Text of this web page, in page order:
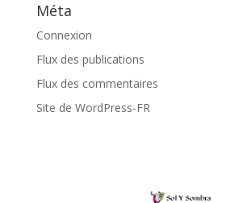
Méta
Connexion
Flux des publications
Flux des commentaires
Site de WordPress-FR